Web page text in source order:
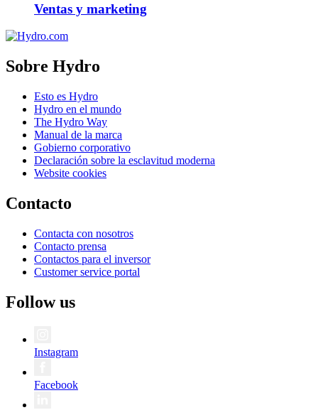
Ventas y marketing
Sobre Hydro
Esto es Hydro
Hydro en el mundo
The Hydro Way
Manual de la marca
Gobierno corporativo
Declaración sobre la esclavitud moderna
Website cookies
Contacto
Contacta con nosotros
Contacto prensa
Contactos para el inversor
Customer service portal
Follow us
Instagram
Facebook